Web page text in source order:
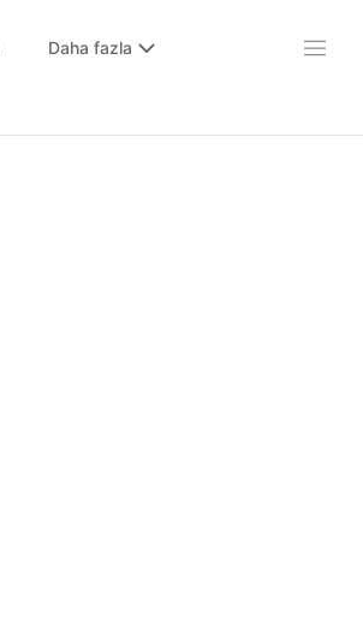
Daha fazla